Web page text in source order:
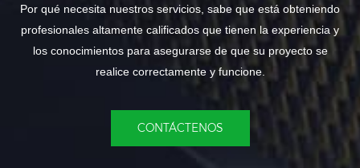
Por qué necesita nuestros servicios, sabe que está obteniendo
profesionales altamente calificados que tienen la experiencia y
los conocimientos para asegurarse de que su proyecto se
realice correctamente y funcione.
CONTÁCTENOS